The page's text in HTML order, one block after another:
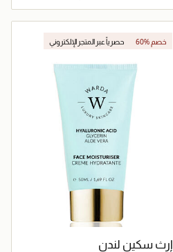
جاري تحميل التفاصيل
60% خصم حصرياً عبر المتجر الإلكتروني
إرث سكين لندن